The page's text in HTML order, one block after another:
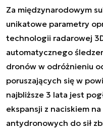
Za międzynarodowym
unikatowe parametry
technologii radarowej
automatycznego
dronów w odróżnieniu
poruszających się w
najbliższe 3 lata jest
ekspansji z naciskiem
antydronowych do sił